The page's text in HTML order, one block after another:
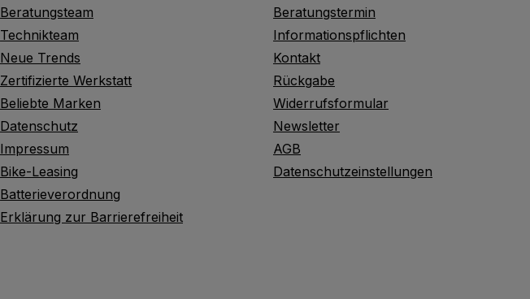
Beratungsteam
Technikteam
Neue Trends
Zertifizierte Werkstatt
Beliebte Marken
Datenschutz
Impressum
Bike-Leasing
Batterieverordnung
Erklärung zur Barrierefreiheit
Beratungstermin
Informationspflichten
Kontakt
Rückgabe
Widerrufsformular
Newsletter
AGB
Datenschutzeinstellungen